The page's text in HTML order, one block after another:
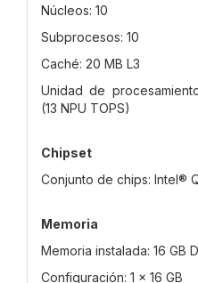
Núcleos: 10
Subprocesos: 10
Caché: 20 MB L3
Unidad de
(13 NPU TOPS)
Chipset
Conjunto de chips: Intel®
Memoria
Memoria instalada: 16 GB
Configuración: 1 × 16 GB